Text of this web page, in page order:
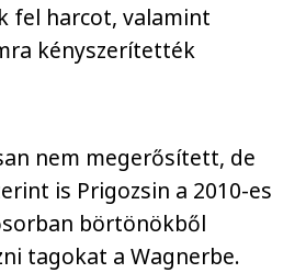
fel harcot, valamint
kényszerítették
nem megerősített, de
is Prigozsin a 2010-es
börtönökből
tagokat a Wagnerbe.